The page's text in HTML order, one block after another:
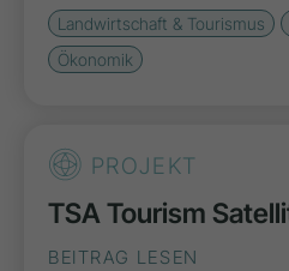
Landwirtschaft & Tourismus
Ökonomik
PROJEKT
TSA Tourism
BEITRAG LESEN